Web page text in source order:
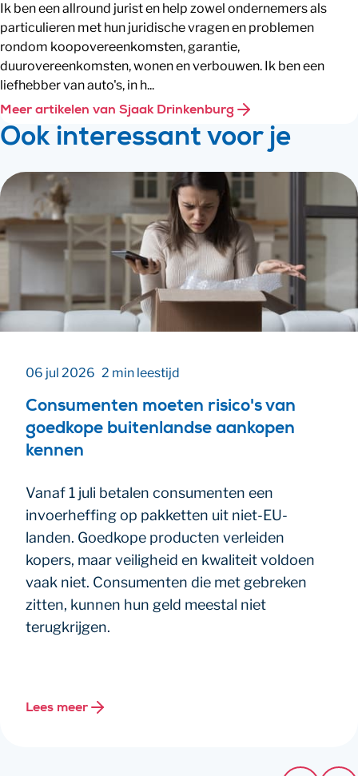
Ik ben een allround jurist en help zowel ondernemers als
particulieren met hun juridische vragen en problemen
rondom koopovereenkomsten, garantie,
duurovereenkomsten, wonen en verbouwen. Ik ben een
liefhebber van auto's, in h...
Meer artikelen van Sjaak Drinkenburg
Ook interessant voor je
06 jul 2026 2 min leestijd
Consumenten moeten risico's van
goedkope buitenlandse aankopen
kennen
Vanaf 1 juli betalen consumenten een
invoerheffing op pakketten uit niet-EU-
landen. Goedkope producten verleiden
kopers, maar veiligheid en kwaliteit voldoen
vaak niet. Consumenten die met gebreken
zitten, kunnen hun geld meestal niet
terugkrijgen.
Lees meer